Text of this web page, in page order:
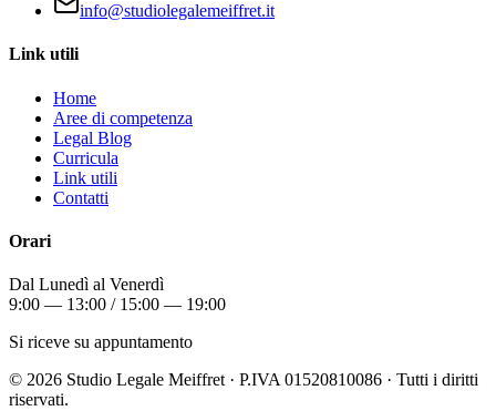
info@studiolegalemeiffret.it
Link utili
Home
Aree di competenza
Legal Blog
Curricula
Link utili
Contatti
Orari
Dal Lunedì al Venerdì
9:00 — 13:00 / 15:00 — 19:00
Si riceve su appuntamento
© 2026 Studio Legale Meiffret · P.IVA 01520810086 · Tutti i diritti
riservati.